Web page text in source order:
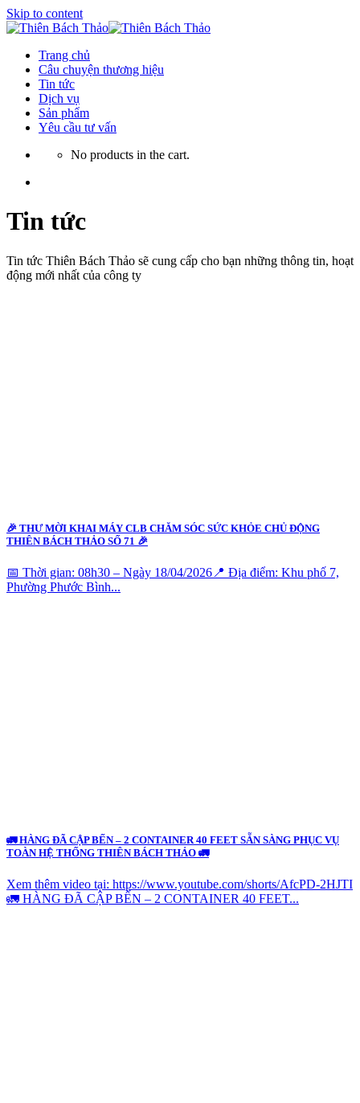
Skip to content
Trang chủ
Câu chuyện thương hiệu
Tin tức
Dịch vụ
Sản phẩm
Yêu cầu tư vấn
No products in the cart.
Tin tức
Tin tức Thiên Bách Thảo sẽ cung cấp cho bạn những thông tin, hoạt
động mới nhất của công ty
🎉 THƯ MỜI KHAI MÁY CLB CHĂM SÓC SỨC KHỎE CHỦ ĐỘNG
THIÊN BÁCH THẢO SỐ 71 🎉
📅 Thời gian: 08h30 – Ngày 18/04/2026📍 Địa điểm: Khu phố 7,
Phường Phước Bình...
🚛 HÀNG ĐÃ CẬP BẾN – 2 CONTAINER 40 FEET SẴN SÀNG PHỤC VỤ
TOÀN HỆ THỐNG THIÊN BÁCH THẢO 🚛
Xem thêm video tại: https://www.youtube.com/shorts/AfcPD-2HJTI
🚛 HÀNG ĐÃ CẬP BẾN – 2 CONTAINER 40 FEET...